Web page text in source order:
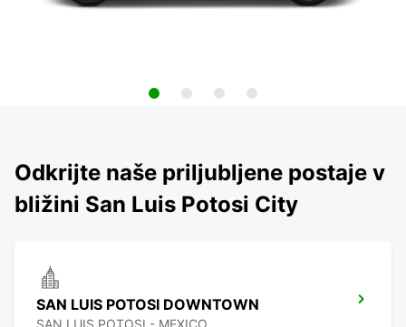
Odkrijte naše priljubljene postaje v
bližini San Luis Potosi City
SAN LUIS POTOSI DOWNTOWN